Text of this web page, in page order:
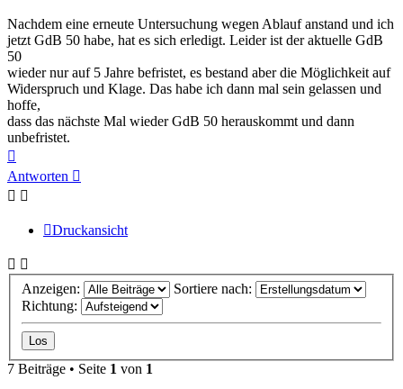
Nachdem eine erneute Untersuchung wegen Ablauf anstand und ich
jetzt GdB 50 habe, hat es sich erledigt. Leider ist der aktuelle GdB
50
wieder nur auf 5 Jahre befristet, es bestand aber die Möglichkeit auf
Widerspruch und Klage. Das habe ich dann mal sein gelassen und
hoffe,
dass das nächste Mal wieder GdB 50 herauskommt und dann
unbefristet.
oben
Antworten
Druckansicht
Anzeigen:
Sortiere nach:
Richtung:
7 Beiträge • Seite 1 von 1